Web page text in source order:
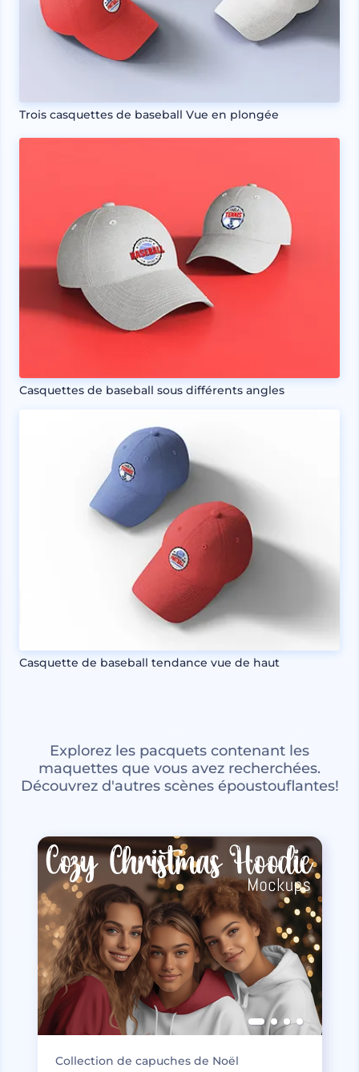
Trois casquettes de baseball Vue en plongée
Casquettes de baseball sous différents angles
Casquette de baseball tendance vue de haut
Explorez les pacquets contenant les
maquettes que vous avez recherchées.
Découvrez d'autres scènes époustouflantes!
Collection de capuches de Noël